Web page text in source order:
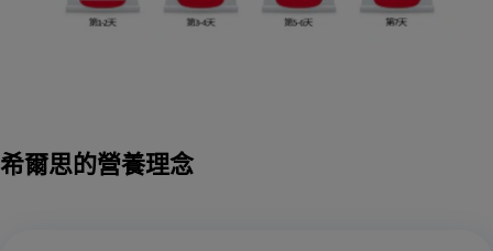
希爾思的營養理念